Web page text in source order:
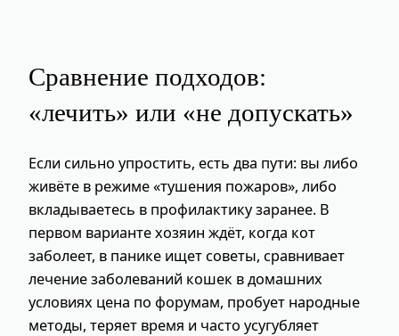
Сравнение подходов:
«лечить» или «не допускать»
Если сильно упростить, есть два пути: вы либо
живёте в режиме «тушения пожаров», либо
вкладываетесь в профилактику заранее. В
первом варианте хозяин ждёт, когда кот
заболеет, в панике ищет советы, сравнивает
лечение заболеваний кошек в домашних
условиях цена по форумам, пробует народные
методы, теряет время и часто усугубляет